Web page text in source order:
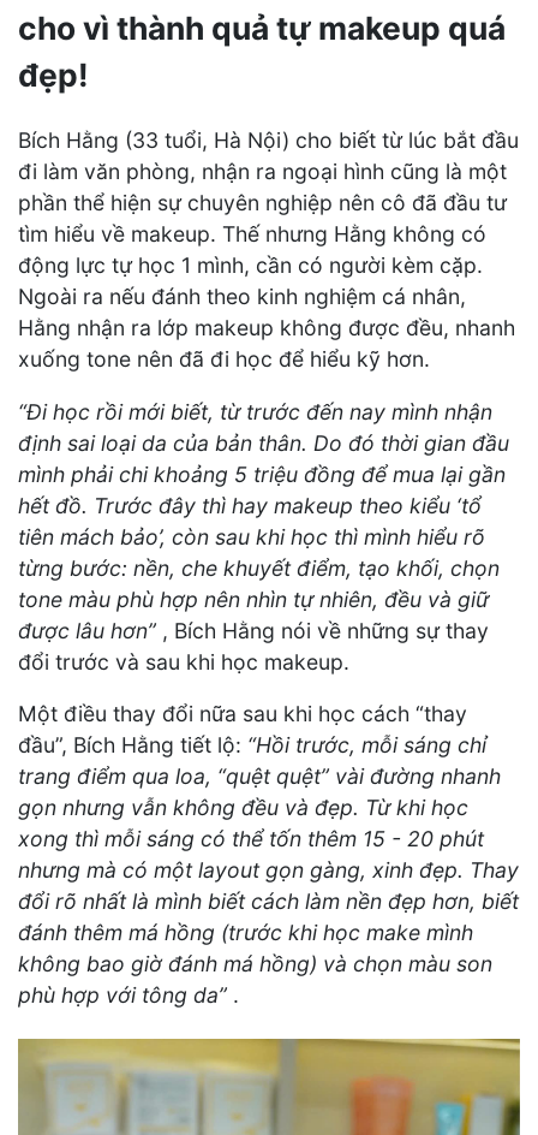
cho vì thành quả tự makeup quá
đẹp!
Bích Hằng (33 tuổi, Hà Nội) cho biết từ lúc bắt đầu
đi làm văn phòng, nhận ra ngoại hình cũng là một
phần thể hiện sự chuyên nghiệp nên cô đã đầu tư
tìm hiểu về makeup. Thế nhưng Hằng không có
động lực tự học 1 mình, cần có người kèm cặp.
Ngoài ra nếu đánh theo kinh nghiệm cá nhân,
Hằng nhận ra lớp makeup không được đều, nhanh
xuống tone nên đã đi học để hiểu kỹ hơn.
“Đi học rồi mới biết, từ trước đến nay mình nhận
định sai loại da của bản thân. Do đó thời gian đầu
mình phải chi khoảng 5 triệu đồng để mua lại gần
hết đồ. Trước đây thì hay makeup theo kiểu ‘tổ
tiên mách bảo’, còn sau khi học thì mình hiểu rõ
từng bước: nền, che khuyết điểm, tạo khối, chọn
tone màu phù hợp nên nhìn tự nhiên, đều và giữ
được lâu hơn” , Bích Hằng nói về những sự thay
đổi trước và sau khi học makeup.
Một điều thay đổi nữa sau khi học cách “thay
đầu”, Bích Hằng tiết lộ: “Hồi trước, mỗi sáng chỉ
trang điểm qua loa, “quệt quệt” vài đường nhanh
gọn nhưng vẫn không đều và đẹp. Từ khi học
xong thì mỗi sáng có thể tốn thêm 15 - 20 phút
nhưng mà có một layout gọn gàng, xinh đẹp. Thay
đổi rõ nhất là mình biết cách làm nền đẹp hơn, biết
đánh thêm má hồng (trước khi học make mình
không bao giờ đánh má hồng) và chọn màu son
phù hợp với tông da” .